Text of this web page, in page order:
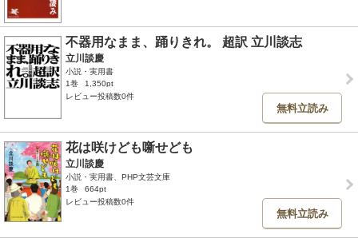
不器用なまま、踊りきれ。 超訳 立川談志
立川談慶
小説・実用書
1巻
1,350pt
レビュー投稿数0件
無料立読み
花は咲けども噺せども
立川談慶
小説・実用書、PHP文芸文庫
1巻
664pt
レビュー投稿数0件
無料立読み